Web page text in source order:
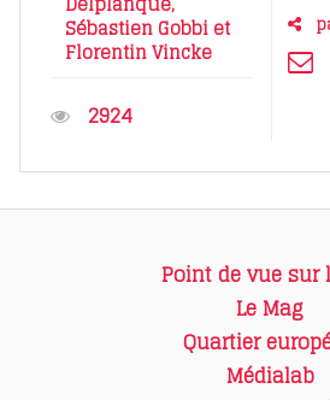
Sébastien Gobbiet
Florentin Vincke
2924
Point de vue sur
Le Mag
Quartier
Médialab